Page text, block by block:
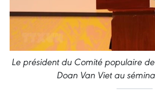
Le président du Comité populaire
Doan Van Viet au